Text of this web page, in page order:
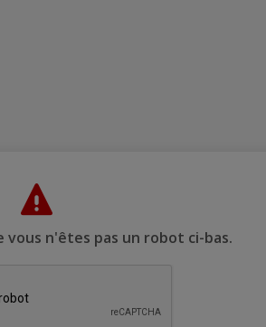
vous n'êtes pas un robot ci-bas.